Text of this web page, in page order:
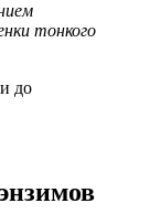
тонкого
до